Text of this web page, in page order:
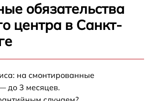
обязательства
центра в Санкт-
на смонтированные
до 3 месяцев.